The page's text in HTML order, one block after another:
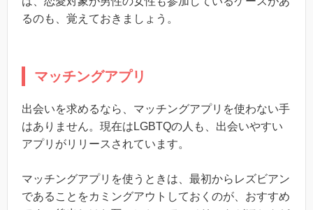
るのも、覚えておきましょう。
マッチングアプリ
出会いを求めるなら、マッチングアプリを使わない手
はありません。現在はLGBTQの人も、出会いやすい
アプリがリリースされています。
マッチングアプリを使うときは、最初からレズビアン
であることをカミングアウトしておくのが、おすすめ